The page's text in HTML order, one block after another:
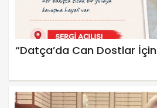
“Datça’da Can Dostlar